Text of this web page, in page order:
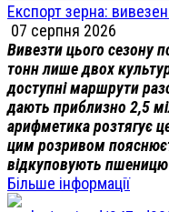
Експорт зерна:
07 серпня 2026
Вивезти цього сезону
тонн лише двох
доступні маршрути
дають приблизно 2,5
арифметика розтягує
цим розривом
відкуповують
Більше інформації